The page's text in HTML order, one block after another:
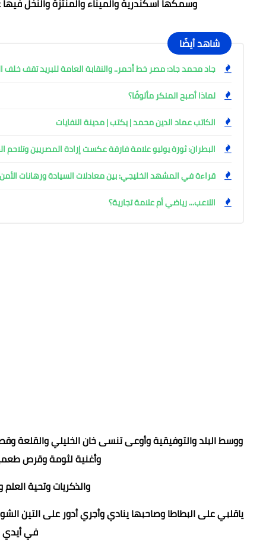
وسمكها اسكندرية والميناء والمنتزة والنخل
شاهد أيضًا
جاد محمد جاد: مصر خط أحمر.. والنقابة العامة للبريد تقف خلف
لماذا أصبح المنكر مألوفًا؟
الكاتب عماد الدين محمد | يكتب | مدينة النفايات
البطران: ثورة يوليو علامة فارقة عكست إرادة المصريين
قراءة في المشهد الخليجي: بين معادلات السيادة ورهانات
اللاعب... رياضي أم علامة تجارية؟
ووسط البلد والتوفيقية وأوعى تنسى خان الخليلي والقلعة
وأغنية لثومة وقرص
والذكريات وتحية
ياقلبي على البطاطا وصاحبها ينادي وأجري أدور على
في